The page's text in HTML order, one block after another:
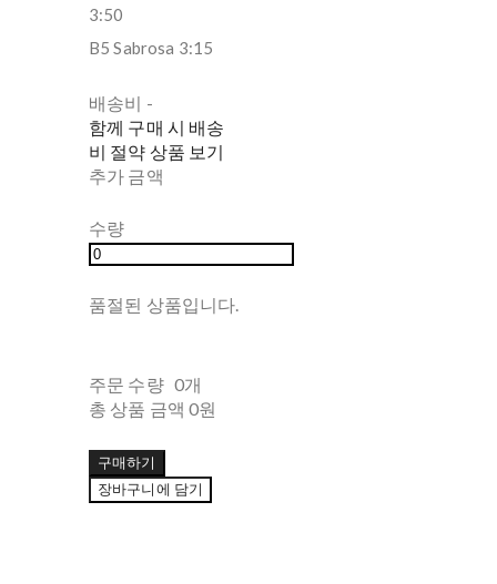
3:50
B5 Sabrosa 3:15
배송비 -
함께 구매 시 배송
비 절약 상품 보기
추가 금액
수량
품절된 상품입니다.
주문 수량 0개
총 상품 금액 0원
구매하기
장바구니에 담기